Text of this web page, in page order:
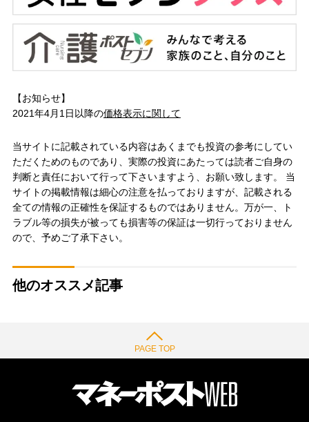
【お知らせ】
2021年4月1日以降の価格表示に関して
当サイトに記載されている内容はあくまでも投資の参考にしてい
ただくためのものであり、実際の投資にあたっては読者ご自身の
判断と責任において行って下さいますよう、お願い致します。 当
サイトの掲載情報は細心の注意を払っておりますが、記載される
全ての情報の正確性を保証するものではありません。万が一、ト
ラブル等の損失が被っても損害等の保証は一切行っておりません
ので、予めご了承下さい。
他のオススメ記事
PAGE TOP